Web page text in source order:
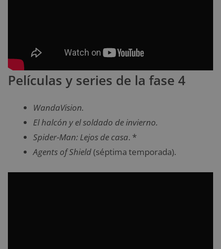
Películas y series de la fase 4
WandaVision.
El halcón y el soldado de invierno.
Spider-Man: Lejos de casa. *
Agents of Shield(séptima temporada).